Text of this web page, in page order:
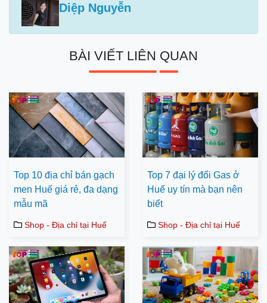
Diệp Nguyễn
BÀI VIẾT LIÊN QUAN
Top 10 địa chỉ bán gạch
men Huế giá rẻ, đa dạng
mẫu mã
Shop - Địa chỉ tại Huế
Top 7 đại lý đổi Gas ở
Huế uy tín mà bạn nên
biết
Shop - Địa chỉ tại Huế